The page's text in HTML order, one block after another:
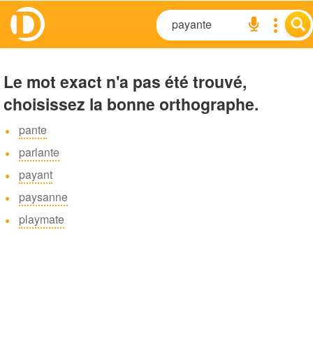
Le mot exact n'a pas été trouvé,
choisissez la bonne orthographe.
pante
parlante
payant
paysanne
playmate